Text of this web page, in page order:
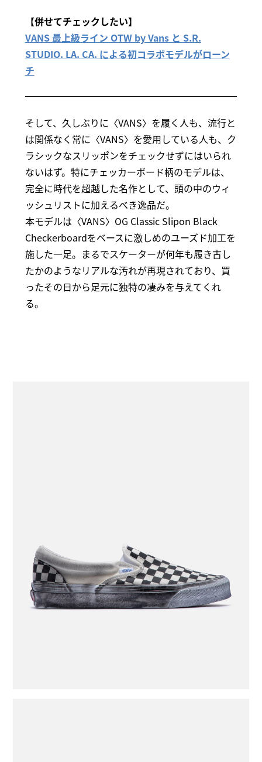
【併せてチェックしたい】
VANS 最上級ライン OTW by Vans と S.R.
STUDIO. LA. CA. による初コラボモデルがローン
チ
そして、久しぶりに〈VANS〉を履く人も、流行と
は関係なく常に〈VANS〉を愛用している人も、ク
ラシックなスリッポンをチェックせずにはいられ
ないはず。特にチェッカーボード柄のモデルは、
完全に時代を超越した名作として、頭の中のウィ
ッシュリストに加えるべき逸品だ。
本モデルは〈VANS〉OG Classic Slipon Black
Checkerboardをベースに激しめのユーズド加工を
施した一足。まるでスケーターが何年も履き古し
たかのようなリアルな汚れが再現されており、買
ったその日から足元に独特の凄みを与えてくれ
る。